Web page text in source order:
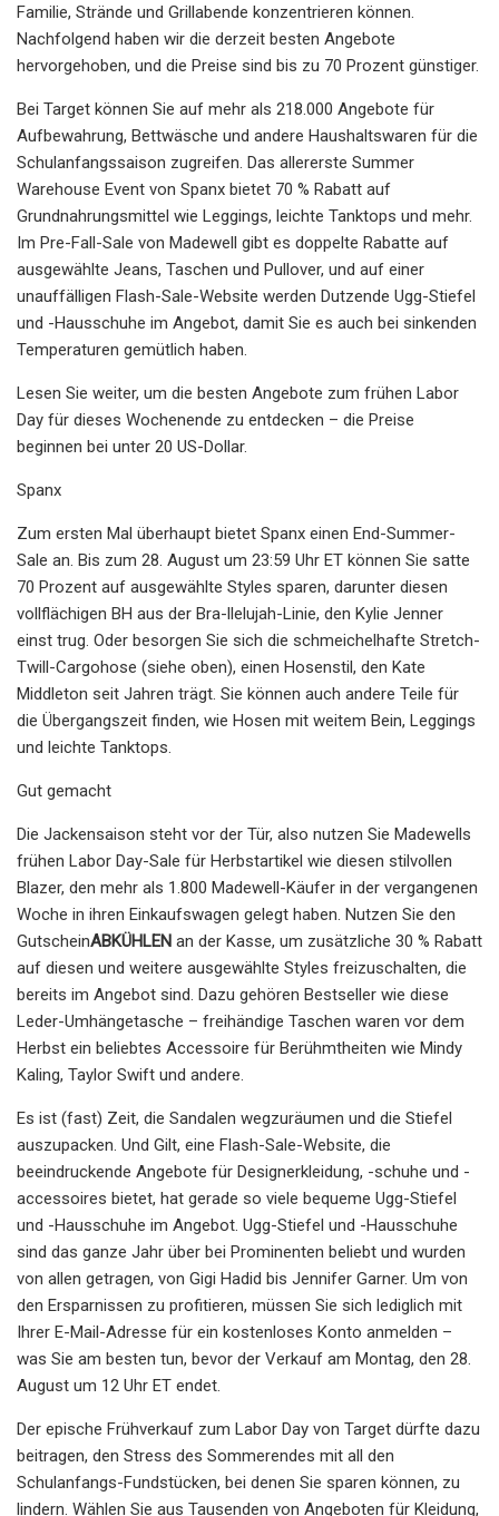
Familie, Strände und Grillabende konzentrieren können.
Nachfolgend haben wir die derzeit besten Angebote
hervorgehoben, und die Preise sind bis zu 70 Prozent günstiger.
Bei Target können Sie auf mehr als 218.000 Angebote für
Aufbewahrung, Bettwäsche und andere Haushaltswaren für die
Schulanfangssaison zugreifen. Das allererste Summer
Warehouse Event von Spanx bietet 70 % Rabatt auf
Grundnahrungsmittel wie Leggings, leichte Tanktops und mehr.
Im Pre-Fall-Sale von Madewell gibt es doppelte Rabatte auf
ausgewählte Jeans, Taschen und Pullover, und auf einer
unauffälligen Flash-Sale-Website werden Dutzende Ugg-Stiefel
und -Hausschuhe im Angebot, damit Sie es auch bei sinkenden
Temperaturen gemütlich haben.
Lesen Sie weiter, um die besten Angebote zum frühen Labor
Day für dieses Wochenende zu entdecken – die Preise
beginnen bei unter 20 US-Dollar.
Spanx
Zum ersten Mal überhaupt bietet Spanx einen End-Summer-
Sale an. Bis zum 28. August um 23:59 Uhr ET können Sie satte
70 Prozent auf ausgewählte Styles sparen, darunter diesen
vollflächigen BH aus der Bra-llelujah-Linie, den Kylie Jenner
einst trug. Oder besorgen Sie sich die schmeichelhafte Stretch-
Twill-Cargohose (siehe oben), einen Hosenstil, den Kate
Middleton seit Jahren trägt. Sie können auch andere Teile für
die Übergangszeit finden, wie Hosen mit weitem Bein, Leggings
und leichte Tanktops.
Gut gemacht
Die Jackensaison steht vor der Tür, also nutzen Sie Madewells
frühen Labor Day-Sale für Herbstartikel wie diesen stilvollen
Blazer, den mehr als 1.800 Madewell-Käufer in der vergangenen
Woche in ihren Einkaufswagen gelegt haben. Nutzen Sie den
GutscheinABKÜHLEN an der Kasse, um zusätzliche 30 % Rabatt
auf diesen und weitere ausgewählte Styles freizuschalten, die
bereits im Angebot sind. Dazu gehören Bestseller wie diese
Leder-Umhängetasche – freihändige Taschen waren vor dem
Herbst ein beliebtes Accessoire für Berühmtheiten wie Mindy
Kaling, Taylor Swift und andere.
Es ist (fast) Zeit, die Sandalen wegzuräumen und die Stiefel
auszupacken. Und Gilt, eine Flash-Sale-Website, die
beeindruckende Angebote für Designerkleidung, -schuhe und -
accessoires bietet, hat gerade so viele bequeme Ugg-Stiefel
und -Hausschuhe im Angebot. Ugg-Stiefel und -Hausschuhe
sind das ganze Jahr über bei Prominenten beliebt und wurden
von allen getragen, von Gigi Hadid bis Jennifer Garner. Um von
den Ersparnissen zu profitieren, müssen Sie sich lediglich mit
Ihrer E-Mail-Adresse für ein kostenloses Konto anmelden –
was Sie am besten tun, bevor der Verkauf am Montag, den 28.
August um 12 Uhr ET endet.
Der epische Frühverkauf zum Labor Day von Target dürfte dazu
beitragen, den Stress des Sommerendes mit all den
Schulanfangs-Fundstücken, bei denen Sie sparen können, zu
lindern. Wählen Sie aus Tausenden von Angeboten für Kleidung,